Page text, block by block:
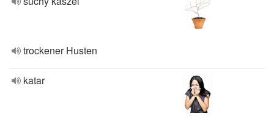
trockener Husten
katar